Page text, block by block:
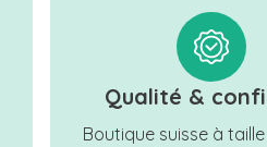
Qualité &
Boutique suisse à